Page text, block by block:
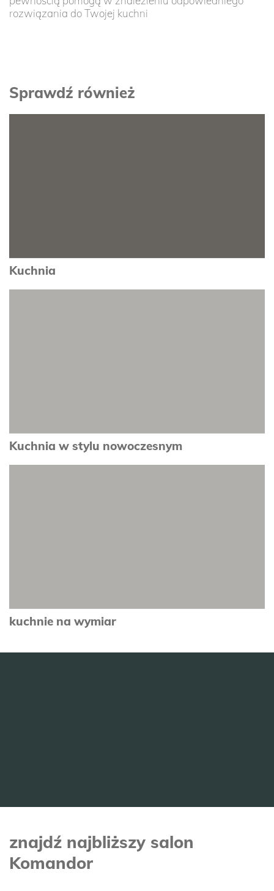
rozwiązania do Twojej kuchni
Sprawdź również
Kuchnia
Kuchnia w stylu nowoczesnym
kuchnie na wymiar
znajdź najbliższy salon
Komandor